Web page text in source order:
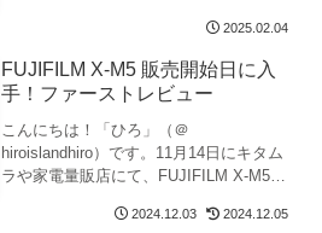
カメラ注文と並行して、あらかじめ注文
しておいたX-M5用のアクセサリー類も、
やっと全...
2025.02.04
FUJIFILM X-M5 販売開始日に入
手！ファーストレビュー
こんにちは！「ひろ」（＠
hiroislandhiro）です。11月14日にキタム
ラや家電量販店にて、FUJIFILM X-M5の
月28日の予定です。フジヤカメラでは、
2024.12.03 2024.12.05